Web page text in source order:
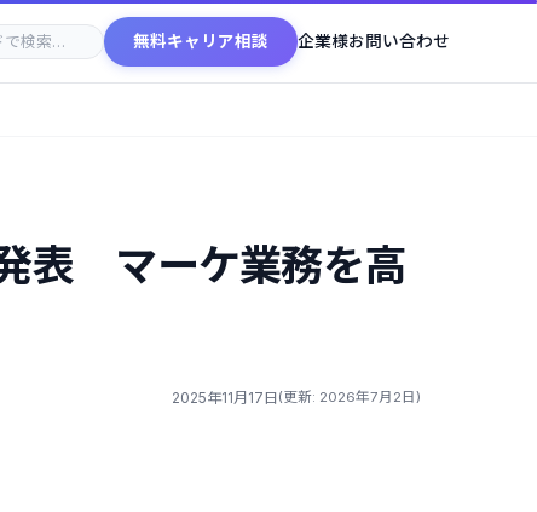
無料キャリア相談 企業様お問い合わせ
表 マーケ業務を高
2025年11月17日(更新: 2026年7月2日)